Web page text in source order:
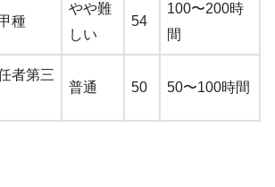
種
やや難
しい
54
100〜200時
間
者第三
普通 50 50〜100時間